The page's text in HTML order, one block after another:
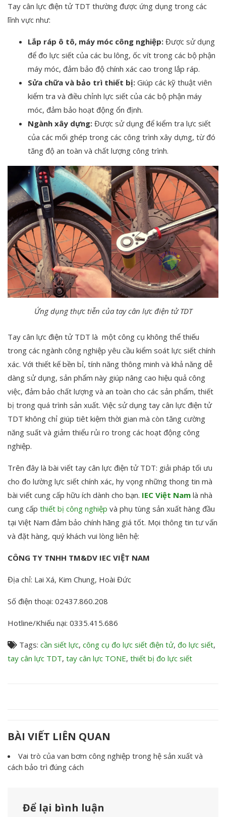
Tay cân lực điện tử TDT thường được ứng dụng trong các
lĩnh vực như:
Lắp ráp ô tô, máy móc công nghiệp: Được sử dụng
để đo lực siết của các bu lông, ốc vít trong các bộ phận
máy móc, đảm bảo độ chính xác cao trong lắp ráp.
Sửa chữa và bảo trì thiết bị: Giúp các kỹ thuật viên
kiểm tra và điều chỉnh lực siết của các bộ phận máy
móc, đảm bảo hoạt động ổn định.
Ngành xây dựng: Được sử dụng để kiểm tra lực siết
của các mối ghép trong các công trình xây dựng, từ đó
tăng độ an toàn và chất lượng công trình.
Ứng dụng thực tiễn của tay cân lực điện tử TDT
Tay cân lực điện tử TDT là một công cụ không thể thiếu
trong các ngành công nghiệp yêu cầu kiểm soát lực siết chính
xác. Với thiết kế bền bỉ, tính năng thông minh và khả năng dễ
dàng sử dụng, sản phẩm này giúp nâng cao hiệu quả công
việc, đảm bảo chất lượng và an toàn cho các sản phẩm, thiết
bị trong quá trình sản xuất. Việc sử dụng tay cân lực điện tử
TDT không chỉ giúp tiêt kiệm thời gian mà còn tăng cường
năng suất và giảm thiểu rủi ro trong các hoạt động công
nghiệp.
Trên đây là bài viết tay cân lực điện tử TDT: giải pháp tối ưu
cho đo lường lực siết chính xác, hy vọng những thong tin mà
bài viết cung cấp hữu ích dành cho bạn. IEC Việt Nam là nhà
cung cấp thiết bị công nghiệp và phụ tùng sản xuất hàng đầu
tại Việt Nam đảm bảo chính hãng giá tốt. Mọi thông tin tư vấn
và đặt hàng, quý khách vui lòng liên hệ:
CÔNG TY TNHH TM&DV IEC VIỆT NAM
Địa chỉ: Lai Xá, Kim Chung, Hoài Đức
Số điện thoại: 02437.860.208
Hotline/Khiếu nại: 0335.415.686
Tags: cần siết lực, công cụ đo lực siết điện tử, đo lực siết,
tay cân lực TDT, tay cân lực TONE, thiết bị đo lực siết
BÀI VIẾT LIÊN QUAN
Vai trò của van bơm công nghiệp trong hệ sản xuất và
cách bảo trì đúng cách
Để lại bình luận